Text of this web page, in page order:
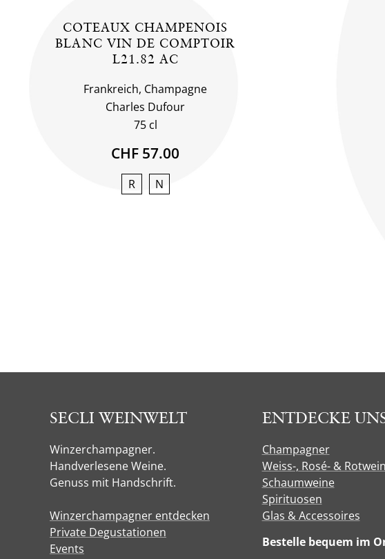
COTEAUX CHAMPENOIS
BLANC VIN DE COMPTOIR
L21.82 AC
Frankreich, Champagne
Charles Dufour
75 cl
CHF 57.00
R N
SECLI WEINWELT
Winzerchampagner.
Handverlesene Weine.
Genuss mit Handschrift.
Winzerchampagner entdecken
Private Degustationen
Events
ENTDECKE
Champagner
Weiss-, Rosé- &
Schaumweine
Spirituosen
Glas & Accessoires
Bestelle bequem im